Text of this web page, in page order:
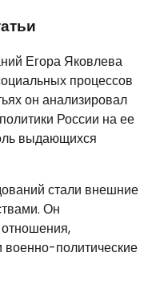
Егора Яковлева
процессов
он анализировал
России на ее
выдающихся
стали внешние
Он
военно-политические